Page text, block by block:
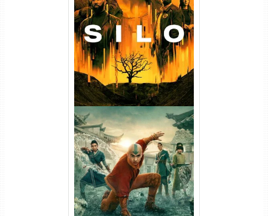
Silo 1ª Temporada Torrent
(2023) WEB-DL
720p/1080p/4K Dual Áudio
Avatar: O Último Mestre do
Ar 2ª Temporada Torrent
(2026) WEB-DL 1080p Dual
Áudio